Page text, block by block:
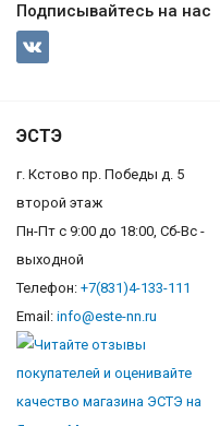
Подписывайтесь на нас
ЭСТЭ
г. Кстово пр. Победы д. 5
второй этаж
Пн-Пт с 9:00 до 18:00, Сб-Вс -
выходной
Телефон: +7(831)4-133-111
Email: info@este-nn.ru